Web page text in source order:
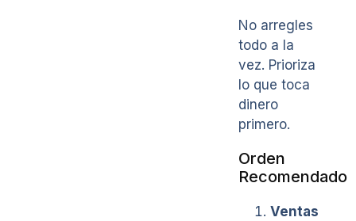
No arregles
todo a la
vez. Prioriza
lo que toca
dinero
primero.
Orden
Recomendado
Ventas